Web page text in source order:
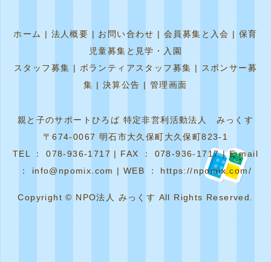
ホーム|法人概要| お問い合わせ|会員募集と入会|保育
児童募集と見学・入園
スタッフ募集 |ボランティアスタッフ募集| スポンサー募
集 |決算公告 |管理画面
親と子のサポートひろば 特定非営利活動法人 みっくす
〒674-0067 明石市大久保町大久保町823-1
TEL ： 078-936-1717 | FAX ： 078-936-1717 | E-mail
： info@npomix.com | WEB ： https://npomix.com/
Copyright © NPO法人 みっくす All Rights Reserved.